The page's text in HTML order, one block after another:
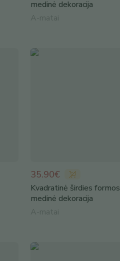
medinė dekoracija
A-matai
35.90€
Kvadratinė širdies formos
medinė dekoracija
A-matai